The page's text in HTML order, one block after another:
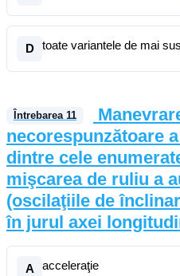
D toate variantele de mai sus
Întrebarea 11
necorespunzătoare
dintre cele
mişcarea de ruliu a
(oscilaţiile de
în jurul axei
A acceleraţie